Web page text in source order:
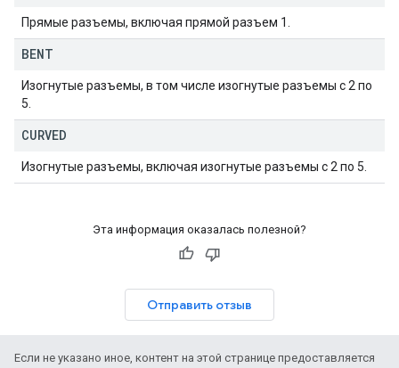
Прямые разъемы, включая прямой разъем 1.
BENT
Изогнутые разъемы, в том числе изогнутые разъемы с 2 по
5.
CURVED
Изогнутые разъемы, включая изогнутые разъемы с 2 по 5.
Эта информация оказалась полезной?
Отправить отзыв
Если не указано иное, контент на этой странице предоставляется